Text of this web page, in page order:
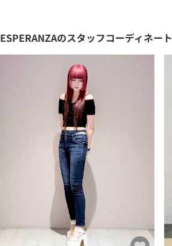
ESPERANZAのスタッフコーディネート